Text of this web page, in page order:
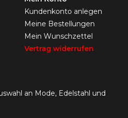
Kundenkonto anlegen
Meine Bestellungen
Mein Wunschzettel
Vertrag widerrufen
an Mode, Edelstahl und